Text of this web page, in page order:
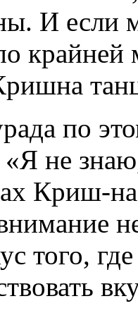
И если
по
не
Криш-
того,